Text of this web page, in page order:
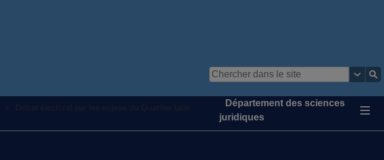
Débat électoral sur les enjeux du Quartier latin
Département des sciences
juridiques